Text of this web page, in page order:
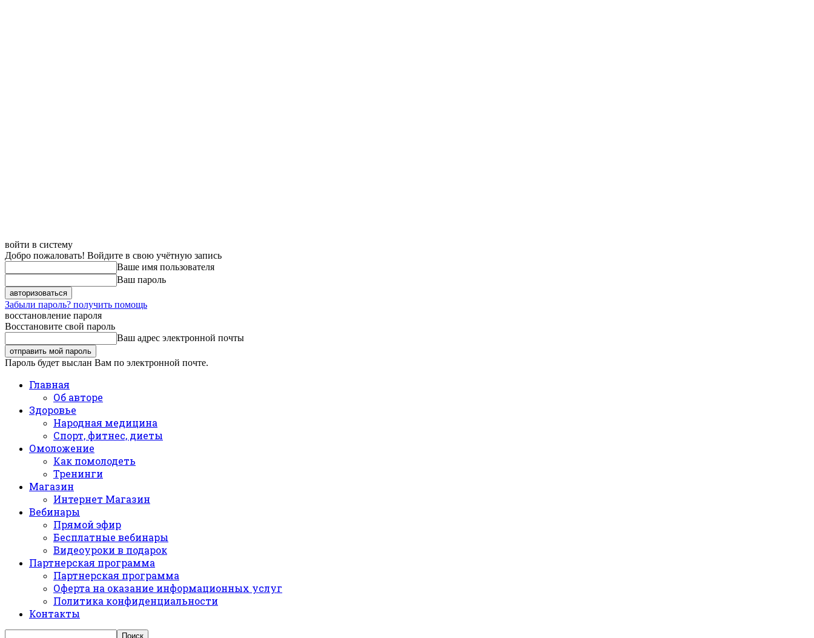
войти в систему
Добро пожаловать! Войдите в свою учётную запись
Ваше имя пользователя
Ваш пароль
Забыли пароль? получить помощь
восстановление пароля
Восстановите свой пароль
Ваш адрес электронной почты
Пароль будет выслан Вам по электронной почте.
Главная
Об авторе
Здоровье
Народная медицина
Спорт, фитнес, диеты
Омоложение
Как помолодеть
Тренинги
Магазин
Интернет Магазин
Вебинары
Прямой эфир
Бесплатные вебинары
Видеоуроки в подарок
Партнерская программа
Партнерская программа
Оферта на оказание информационных услуг
Политика конфиденциальности
Контакты